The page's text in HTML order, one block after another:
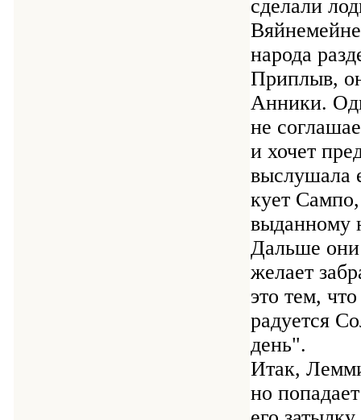
сделали
народа
Приплыв,
Анники.
не
и хочет
выслушала
кует Сампо,
выданному
Дальше
желает
это тем,
радуется
день".
Итак,
но